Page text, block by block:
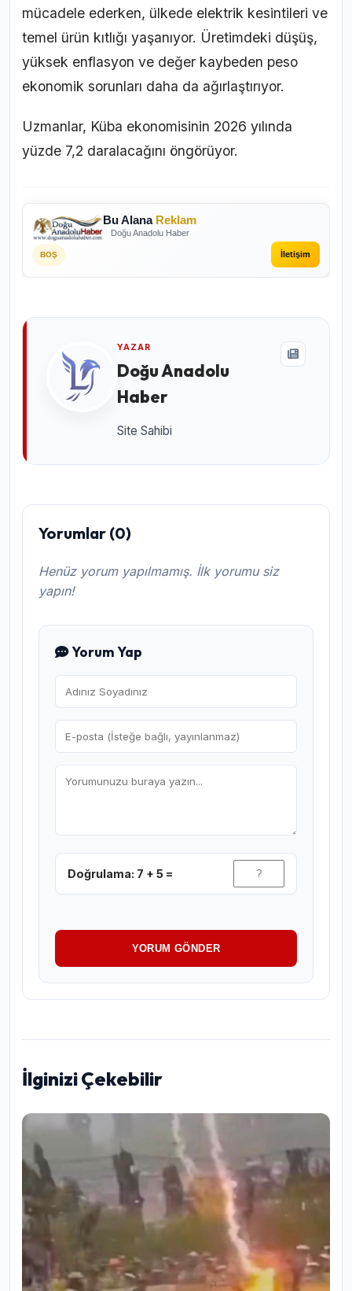
mücadele ederken, ülkede elektrik kesintileri ve
temel ürün kıtlığı yaşanıyor. Üretimdeki düşüş,
yüksek enflasyon ve değer kaybeden peso
ekonomik sorunları daha da ağırlaştırıyor.
Uzmanlar, Küba ekonomisinin 2026 yılında
yüzde 7,2 daralacağını öngörüyor.
Bu Alana Reklam
Doğu Anadolu Haber
BOŞ İletişim
YAZAR
Doğu Anadolu
Haber
Site Sahibi
Yorumlar (0)
Henüz yorum yapılmamış. İlk yorumu siz
yapın!
Yorum Yap
Doğrulama: 7 + 5 =
YORUM GÖNDER
İlginizi Çekebilir